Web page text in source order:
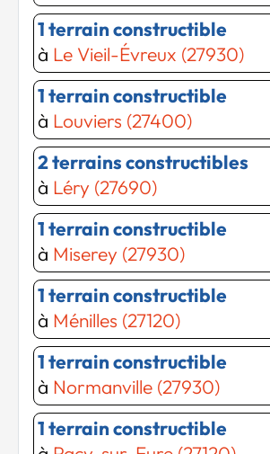
1 terrain constructible
à Le Vieil-Évreux (27930)
1 terrain constructible
à Louviers (27400)
2 terrains constructibles
à Léry (27690)
1 terrain constructible
à Miserey (27930)
1 terrain constructible
à Ménilles (27120)
1 terrain constructible
à Normanville (27930)
1 terrain constructible